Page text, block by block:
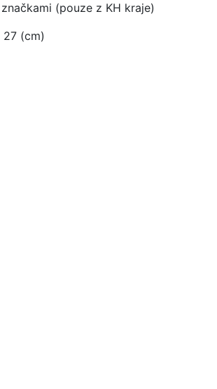
(pouze z KH kraje)
27 (cm)